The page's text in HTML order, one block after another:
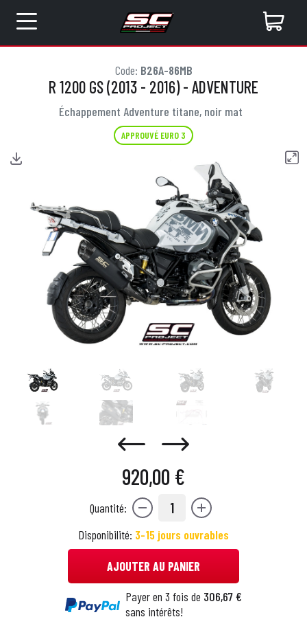
Code: B26A-86MB
R 1200 GS (2013 - 2016) - ADVENTURE
Échappement Adventure titane, noir mat
APPROUVÉ EURO 3
920,00 €
Quantité: 1
Disponibilité: 3-15 jours ouvrables
AJOUTER AU PANIER
Payer en 3 fois de 306,67 €
sans intérêts!